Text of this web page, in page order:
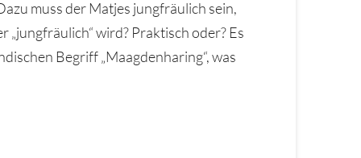
muss der Matjes jungfräulich sein,
wird? Praktisch oder? Es
Begriff „Maagdenharing“, was